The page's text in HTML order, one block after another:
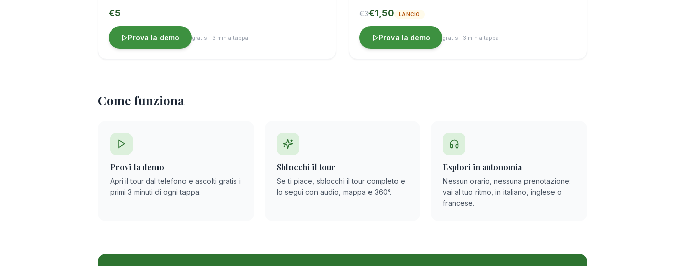
€5
Prova la demo gratis · 3 min a tappa
€3€1,50 LANCIO
Prova la demo gratis · 3 min a tappa
Come funziona
Provi la demo
Apri il tour dal telefono e ascolti gratis i
primi 3 minuti di ogni tappa.
Sblocchi il tour
Se ti piace, sblocchi il tour completo e
lo segui con audio, mappa e 360°.
Esplori in autonomia
Nessun orario, nessuna prenotazione:
vai al tuo ritmo, in italiano, inglese o
francese.